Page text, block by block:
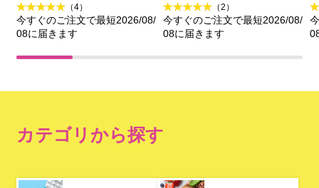
（4）
今すぐのご注文で最短2026/08/
08に届きます
ｇ＋２０ｇ 花王
（2）
今すぐのご注文で最短2026/08/
08に届きます
カテゴリから探す